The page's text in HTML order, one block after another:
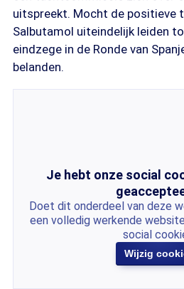
uitspreekt. Mocht de positieve
Salbutamol uiteindelijk leiden
eindzege in de Ronde van
belanden.
Je hebt onze social
Doet dit onderdeel van deze
een volledig werkende
social
Wijzig